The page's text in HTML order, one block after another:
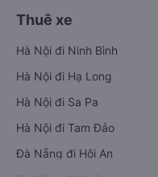
Thuê xe
Hà Nội đi Ninh Bình
Hà Nội đi Hạ Long
Hà Nội đi Sa Pa
Hà Nội đi Tam Đảo
Đà Nẵng đi Hội An